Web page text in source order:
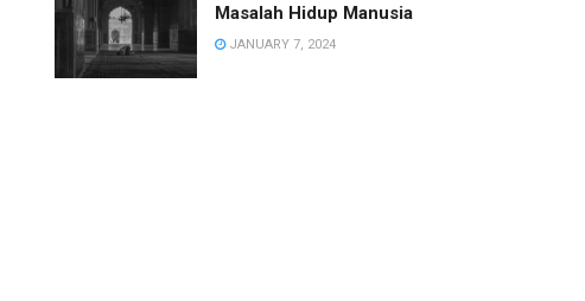
Masalah Hidup Manusia
JANUARY 7, 2024